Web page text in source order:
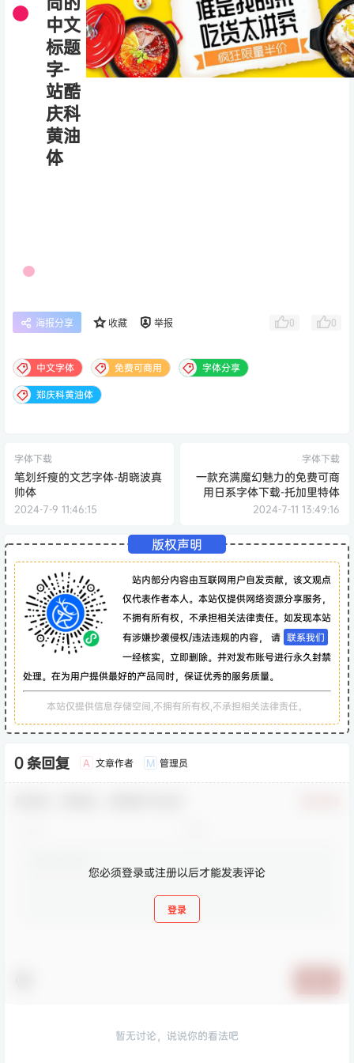
海报分享 收藏 举报 0 0
中文字体 免费可商用
字体分享
郑庆科黄油体
字体下载
笔划纤瘦的文艺字体-胡晓波真
帅体
2024-7-9 11:46:15
字体下载
一款充满魔幻魅力的免费可商
用日系字体下载-托加里特体
2024-7-11 13:49:16
版权声明
站内部分内容由互联网用户自发贡献，该文观点
仅代表作者本人。本站仅提供网络资源分享服务，
不拥有所有权，不承担相关法律责任。如发现本站
有涉嫌抄袭侵权/违法违规的内容， 请 联系我们
一经核实，立即删除。并对发布账号进行永久封禁
处理。在为用户提供最好的产品同时，保证优秀的服务质量。
本站仅提供信息存储空间,不拥有所有权,不承担相关法律责任。
0 条回复 A 文章作者 M 管理员
您必须登录或注册以后才能发表评论
登录
暂无讨论，说说你的看法吧